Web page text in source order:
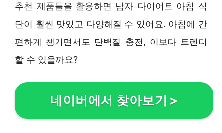
추천 제품들을 활용하면 남자 다이어트 아침 식
단이 훨씬 맛있고 다양해질 수 있어요. 아침에 간
편하게 챙기면서도 단백질 충전, 이보다 트렌디
할 수 있을까요?
네이버에서 찾아보기 >